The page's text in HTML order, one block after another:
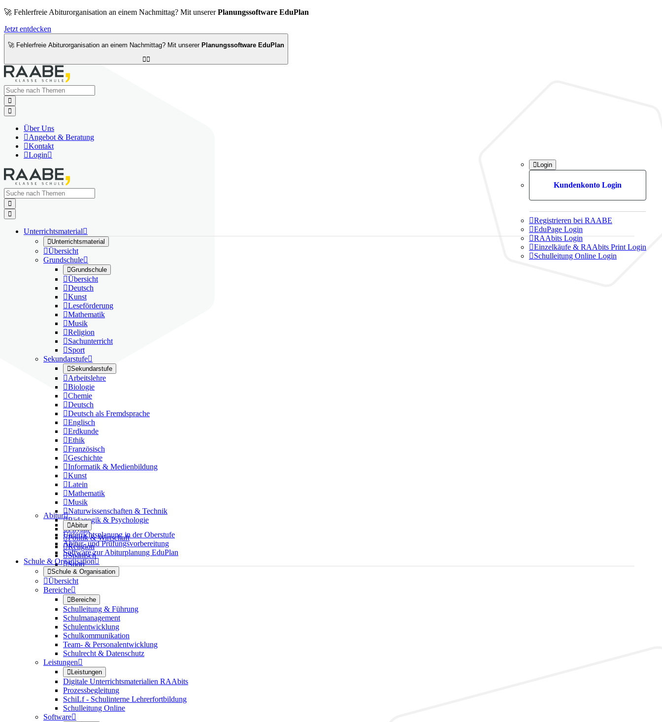
🚀 Fehlerfreie Abiturorganisation an einem Nachmittag? Mit unsererPlanungssoftware EduPlan
Jetzt entdecken
🚀 Fehlerfreie Abiturorganisation an einem Nachmittag? Mit unserer Planungssoftware EduPlan



Über Uns
Angebot & Beratung
Kontakt
Login
Login
Kundenkonto Login
Registrieren bei RAABE
EduPage Login
RAAbits Login
Einzelkäufe & RAAbits Print Login
Schulleitung Online Login


Unterrichtsmaterial
Unterrichtsmaterial
Übersicht
Grundschule
Grundschule
Übersicht
Deutsch
Kunst
Leseförderung
Mathematik
Musik
Religion
Sachunterricht
Sport
Sekundarstufe
Sekundarstufe
Arbeitslehre
Biologie
Chemie
Deutsch
Deutsch als Fremdsprache
Englisch
Erdkunde
Ethik
Französisch
Geschichte
Informatik & Medienbildung
Kunst
Latein
Mathematik
Musik
Naturwissenschaften & Technik
Pädagogik & Psychologie
Physik
Politik & Wirtschaft
Religion
Spanisch
Sport
Abitur
Abitur
Unterrichtsplanung in der Oberstufe
Abitur- und Prüfungsvorbereitung
Software zur Abiturplanung EduPlan
Schule & Organisation
Schule & Organisation
Übersicht
Bereiche
Bereiche
Schulleitung & Führung
Schulmanagement
Schulentwicklung
Schulkommunikation
Team- & Personalentwicklung
Schulrecht & Datenschutz
Leistungen
Leistungen
Digitale Unterrichtsmaterialien RAAbits
Prozessbegleitung
SchiLf - Schulinterne Lehrerfortbildung
Schulleitung Online
Software